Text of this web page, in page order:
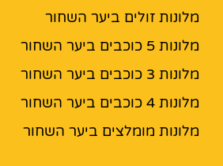
מלונות זולים ביער השחור
מלונות 5 כוכבים ביער השחור
מלונות 3 כוכבים ביער השחור
מלונות 4 כוכבים ביער השחור
מלונות מומלצים ביער השחור